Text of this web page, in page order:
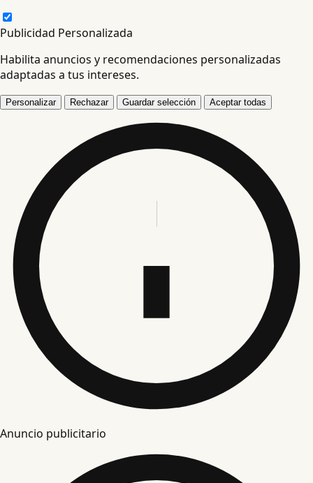
Publicidad Personalizada
Habilita anuncios y recomendaciones personalizadas
adaptadas a tus intereses.
Personalizar Rechazar Guardar selección Aceptar todas
Anuncio publicitario